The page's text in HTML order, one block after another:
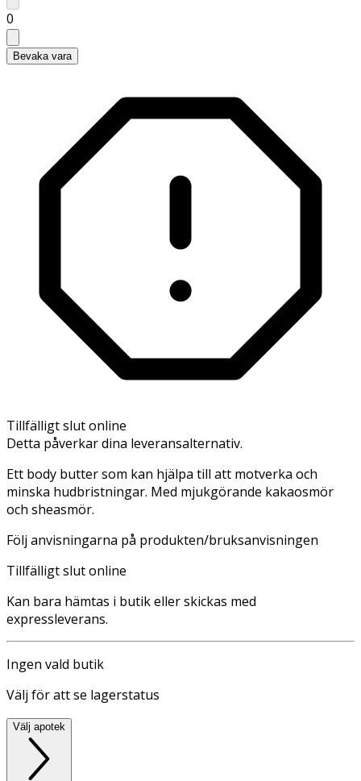
0
Bevaka vara
Tillfälligt slut online
Detta påverkar dina leveransalternativ.
Ett body butter som kan hjälpa till att motverka och
minska hudbristningar. Med mjukgörande kakaosmör
och sheasmör.
Följ anvisningarna på produkten/bruksanvisningen
Tillfälligt slut online
Kan bara hämtas i butik eller skickas med
expressleverans.
Ingen vald butik
Välj för att se lagerstatus
Välj apotek